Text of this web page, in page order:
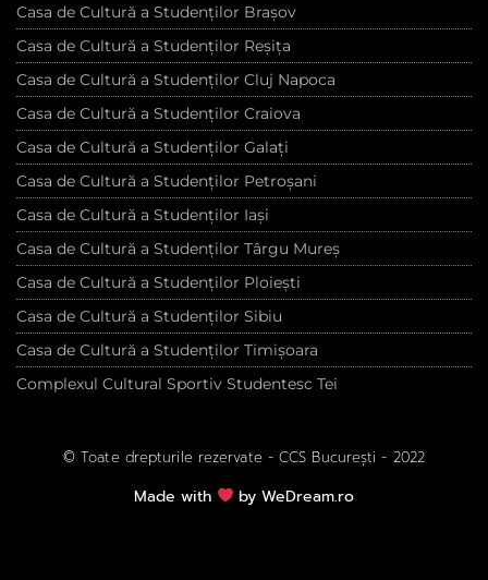
Casa de Cultură a Studenților Brașov
Casa de Cultură a Studenților Reșița
Casa de Cultură a Studenților Cluj Napoca
Casa de Cultură a Studenților Craiova
Casa de Cultură a Studenților Galați
Casa de Cultură a Studenților Petroșani
Casa de Cultură a Studenților Iași
Casa de Cultură a Studenților Târgu Mureș
Casa de Cultură a Studenților Ploiești
Casa de Cultură a Studenților Sibiu
Casa de Cultură a Studenților Timișoara
Complexul Cultural Sportiv Studentesc Tei
© Toate drepturile rezervate - CCS București - 2022
Made with by WeDream.ro